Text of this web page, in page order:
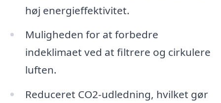
høj energieffektivitet.
Muligheden for at forbedre
indeklimaet ved at filtrere og cirkulere
luften.
Reduceret CO2-udledning, hvilket gør